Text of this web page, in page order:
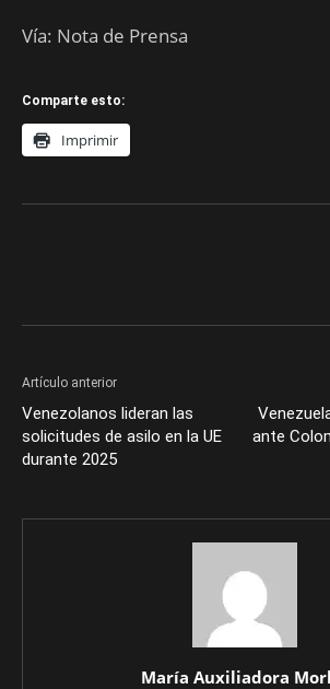
Vía: Nota de Prensa
Comparte esto:
Imprimir
Artículo anterior
Venezolanos lideran las
solicitudes de asilo en la UE
durante 2025
ante
María Auxiliadora